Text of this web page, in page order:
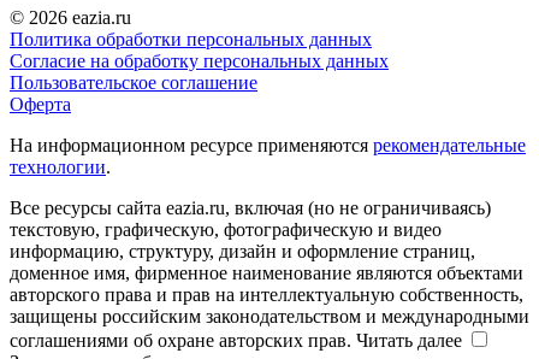
© 2026 eazia.ru
Политика обработки персональных данных
Согласие на обработку персональных данных
Пользовательское соглашение
Оферта
На информационном ресурсе применяются рекомендательные
технологии.
Все ресурсы сайта eazia.ru, включая (но не ограничиваясь)
текстовую, графическую, фотографическую и видео
информацию, структуру, дизайн и оформление страниц,
доменное имя, фирменное наименование являются объектами
авторского права и прав на интеллектуальную собственность,
защищены российским законодательством и международными
соглашениями об охране авторских прав. Читать далее